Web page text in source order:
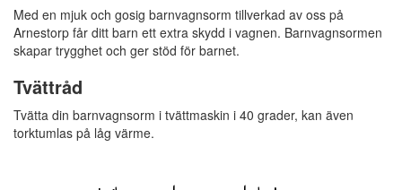
Med en mjuk och gosig barnvagnsorm tillverkad av oss på
Arnestorp får ditt barn ett extra skydd i vagnen. Barnvagnsormen
skapar trygghet och ger stöd för barnet.
Tvättråd
Tvätta din barnvagnsorm i tvättmaskin i 40 grader, kan även
torktumlas på låg värme.